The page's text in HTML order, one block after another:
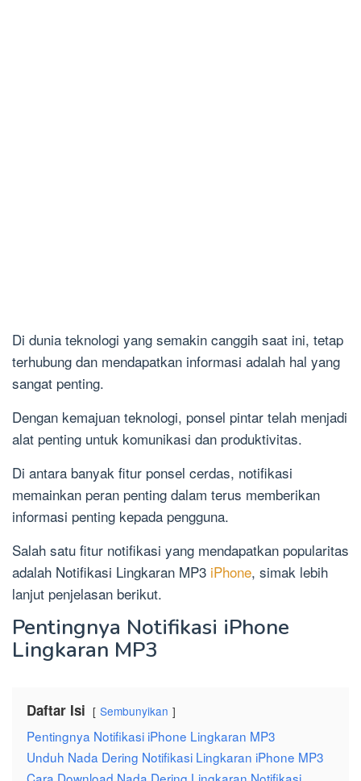
Di dunia teknologi yang semakin canggih saat ini, tetap
terhubung dan mendapatkan informasi adalah hal yang
sangat penting.
Dengan kemajuan teknologi, ponsel pintar telah menjadi
alat penting untuk komunikasi dan produktivitas.
Di antara banyak fitur ponsel cerdas, notifikasi
memainkan peran penting dalam terus memberikan
informasi penting kepada pengguna.
Salah satu fitur notifikasi yang mendapatkan popularitas
adalah Notifikasi Lingkaran MP3 iPhone, simak lebih
lanjut penjelasan berikut.
Pentingnya Notifikasi iPhone
Lingkaran MP3
Daftar Isi Sembunyikan
Pentingnya Notifikasi iPhone Lingkaran MP3
Unduh Nada Dering Notifikasi Lingkaran iPhone MP3